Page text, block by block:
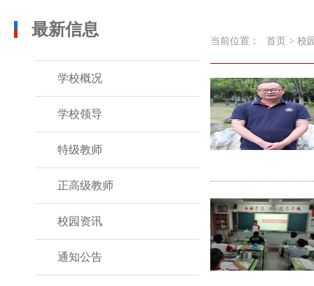
最新信息
学校概况
学校领导
特级教师
正高级教师
校园资讯
通知公告
当前位置： 首页 > 校